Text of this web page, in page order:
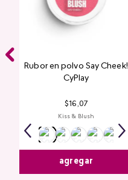
Rubor en polvo Say Cheek!
CyPlay
$16,07
Kiss & Blush
agregar